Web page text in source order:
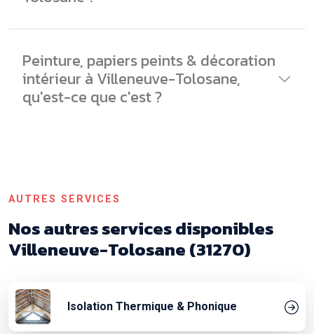
Peinture, papiers peints & décoration
intérieur à Villeneuve-Tolosane,
qu'est-ce que c'est ?
AUTRES SERVICES
Nos autres services disponibles
Villeneuve-Tolosane (31270)
Isolation Thermique & Phonique